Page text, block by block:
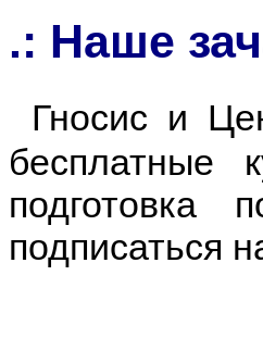
.: Наше
Гносис и
бесплатные
подписаться